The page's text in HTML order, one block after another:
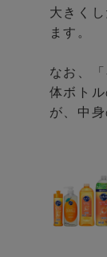
大きく
ます。
なお、
体ボト
が、中